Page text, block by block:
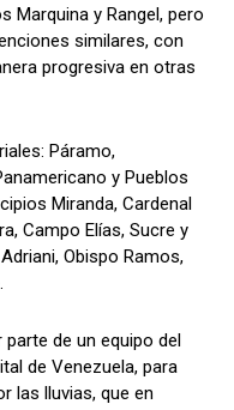
Marquina y Rangel, pero
similares, con
progresiva en otras
Páramo,
y Pueblos
Miranda, Cardenal
Campo Elías, Sucre y
Obispo Ramos,
de un equipo del
de Venezuela, para
las lluvias, que en